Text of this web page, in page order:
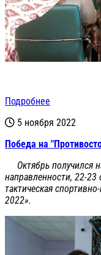
Подробнее
5 ноября 2022
Победа на
Октябрь получился
направленности, 22-23
тактическая
2022».